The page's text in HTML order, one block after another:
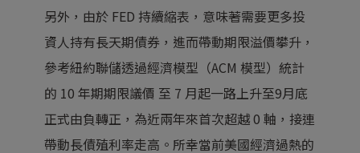
另外，由於 FED 持續縮表，意味著需要更多投
資人持有長天期債券，進而帶動期限溢價攀升，
參考紐約聯儲透過經濟模型（ACM 模型）統計
的 10 年期期限議價 至 7 月起一路上升至9月底
正式由負轉正，為近兩年來首次超越 0 軸，接連
帶動長債殖利率走高。所幸當前美國經濟過熱的